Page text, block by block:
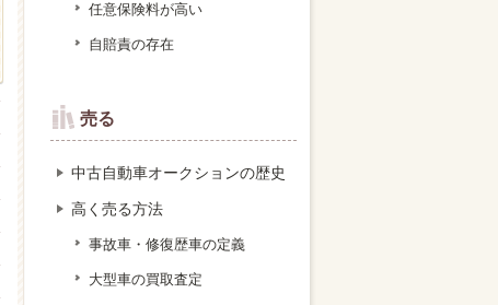
任意保険料が高い
自賠責の存在
売る
中古自動車オークションの歴史
高く売る方法
事故車・修復歴車の定義
大型車の買取査定